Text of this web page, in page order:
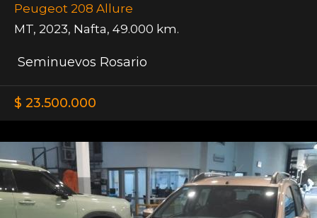
Peugeot 208 Allure
MT, 2023, Nafta, 49.000 km.
Seminuevos Rosario
$ 23.500.000